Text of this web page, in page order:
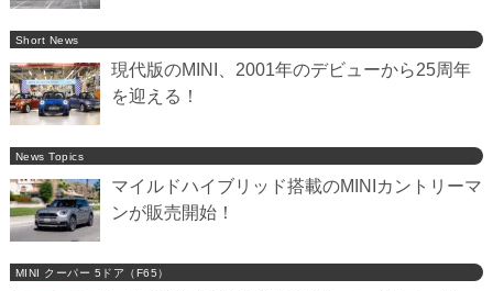
Short News
現代版のMINI、2001年のデビューから25周年
を迎える！
News Topics
マイルドハイブリッド搭載のMINIカントリーマ
ンが販売開始！
MINI クーパー 5ドア（F65）